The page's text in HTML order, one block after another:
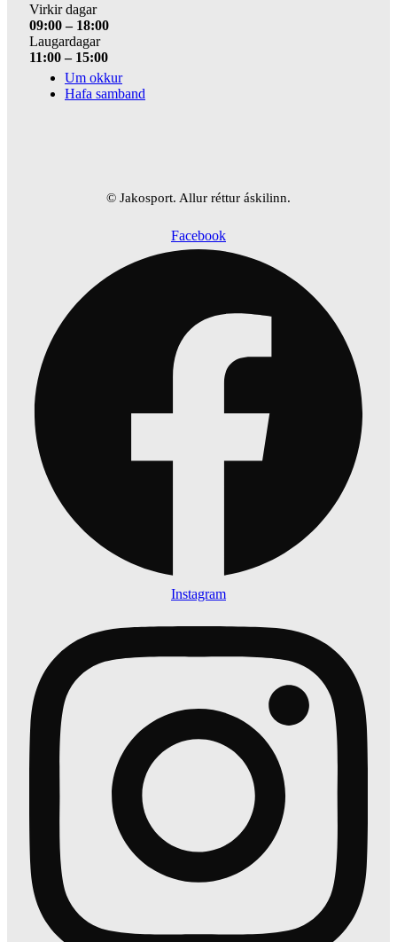
Virkir dagar
09:00 – 18:00
Laugardagar
11:00 – 15:00
Um okkur
Hafa samband
© Jakosport. Allur réttur áskilinn.
Facebook
Instagram